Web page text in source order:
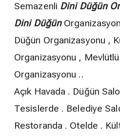
Semazenli Dini Düğün
Dini Düğün
Düğün Organizasyonu ,
Organizasyonu , Mevlütlü
Organizasyonu ..
Açık Havada . Düğün
Tesislerde . Belediye
Restoranda . Otelde .